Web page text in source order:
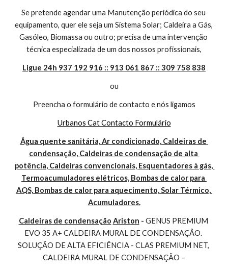
Se pretende agendar uma Manutenção periódica do seu
equipamento, quer ele seja um Sistema Solar; Caldeira a Gás,
Gasóleo, Biomassa ou outro; precisa de uma intervenção
técnica especializada de um dos nossos profissionais,
Ligue 24h 937 192 916 :: 913 061 867 :: 309 758 838
ou
Preencha o formulário de contacto e nós ligamos
Urbanos Cat Contacto Formulário
Água quente sanitária, Ar condicionado, Caldeiras de
condensação, Caldeiras de condensação de alta
potência, Caldeiras convencionais, Esquentadores à gás,
Termoacumuladores elétricos, Bombas de calor para
AQS, Bombas de calor para aquecimento, Solar Térmico,
Acumuladores.
Caldeiras de condensação Ariston - GENUS PREMIUM
EVO 35 A+ CALDEIRA MURAL DE CONDENSAÇÃO.
SOLUÇÃO DE ALTA EFICIÊNCIA - CLAS PREMIUM NET,
CALDEIRA MURAL DE CONDENSAÇÃO –